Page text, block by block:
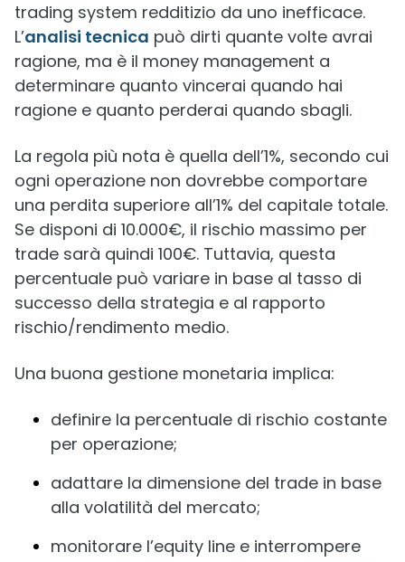
trading system redditizio da uno inefficace.
L’analisi tecnica può dirti quante volte avrai
ragione, ma è il money management a
determinare quanto vincerai quando hai
ragione e quanto perderai quando sbagli.
La regola più nota è quella dell’1%, secondo cui
ogni operazione non dovrebbe comportare
una perdita superiore all’1% del capitale totale.
Se disponi di 10.000€, il rischio massimo per
trade sarà quindi 100€. Tuttavia, questa
percentuale può variare in base al tasso di
successo della strategia e al rapporto
rischio/rendimento medio.
Una buona gestione monetaria implica:
definire la percentuale di rischio costante
per operazione;
adattare la dimensione del trade in base
alla volatilità del mercato;
monitorare l’equity line e interrompere